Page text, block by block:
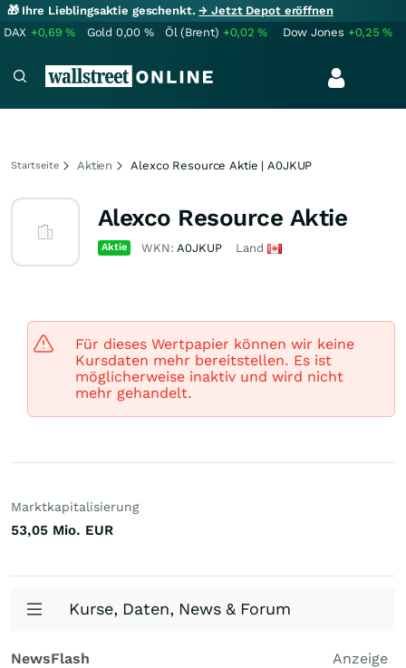
🎁 Ihre Lieblingsaktie geschenkt.→ Jetzt Depot eröffnen
DAX +0,69% Gold 0,00 % Öl (Brent) +0,02% Dow Jones +0,25%
Startseite Aktien Alexco Resource Aktie | A0JKUP
Alexco Resource Aktie
Aktie WKN:A0JKUP Land
Für dieses Wertpapier können wir keine
Kursdaten mehr bereitstellen. Es ist
möglicherweise inaktiv und wird nicht
mehr gehandelt.
Marktkapitalisierung
53,05 Mio. EUR
Kurse, Daten, News & Forum
NewsFlash
Anzeige